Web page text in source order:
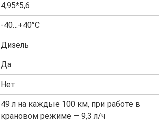
4,95*5,6
-40…+40°С
Дизель
Да
Нет
49 л на каждые 100 км, при работе в
крановом режиме — 9,3 л/ч